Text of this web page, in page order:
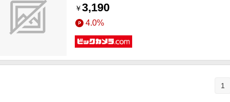
￥3,190
4.0%
1